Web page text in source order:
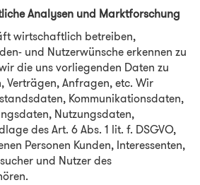
Analysen und Marktforschung
wirtschaftlich betreiben,
und Nutzerwünsche erkennen zu
die uns vorliegenden Daten zu
Verträgen, Anfragen, etc. Wir
Kommunikationsdaten,
Nutzungsdaten,
des Art. 6 Abs. 1 lit. f. DSGVO,
Personen Kunden, Interessenten,
und Nutzer des